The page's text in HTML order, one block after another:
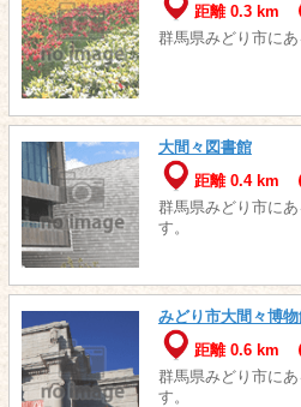
距離 0.3 km
群馬県みどり市にあ
大間々図書館
距離 0.4 km
群馬県みどり市に
す。
みどり市大間々博
距離 0.6 km
群馬県みどり市に
す。